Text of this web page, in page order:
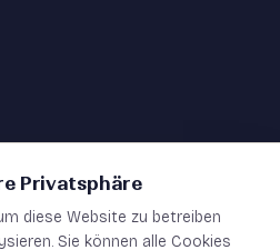
Privatsphäre
diese Website zu betreiben
Sie können alle Cookies